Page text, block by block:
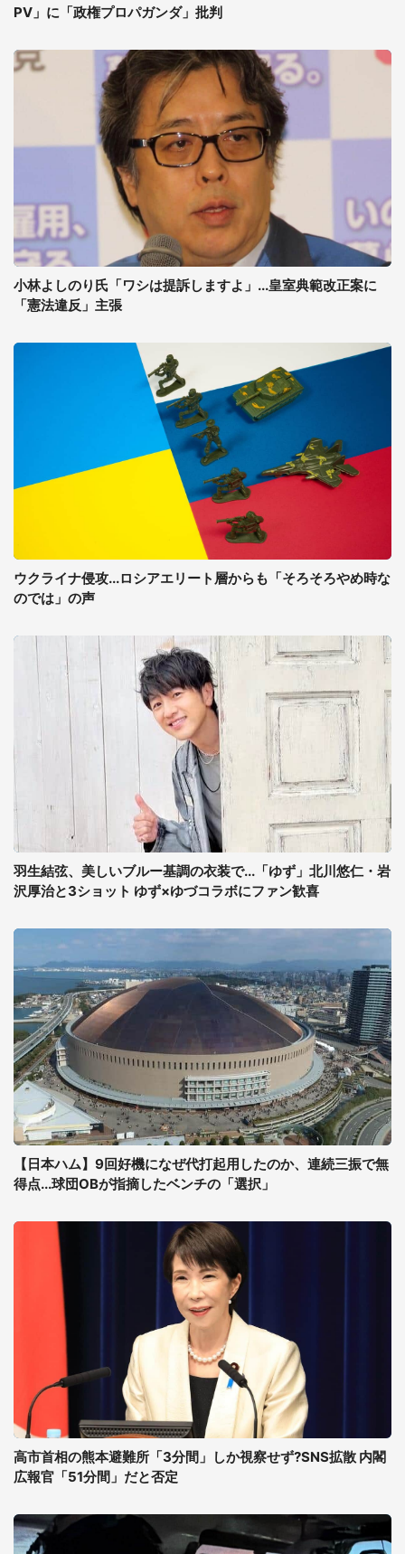
PV」に「政権プロパガンダ」批判
小林よしのり氏「ワシは提訴しますよ」...皇室典範改正案に
「憲法違反」主張
ウクライナ侵攻...ロシアエリート層からも「そろそろやめ時な
のでは」の声
羽生結弦、美しいブルー基調の衣装で...「ゆず」北川悠仁・岩
沢厚治と3ショット ゆず×ゆづコラボにファン歓喜
【日本ハム】9回好機になぜ代打起用したのか、連続三振で無
得点...球団OBが指摘したベンチの「選択」
高市首相の熊本避難所「3分間」しか視察せず?SNS拡散 内閣
広報官「51分間」だと否定